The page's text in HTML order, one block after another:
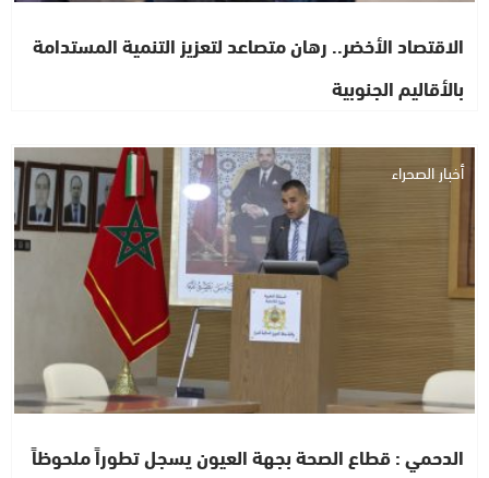
الاقتصاد الأخضر.. رهان متصاعد لتعزيز التنمية المستدامة
بالأقاليم الجنوبية
أخبار الصحراء
الدحمي : قطاع الصحة بجهة العيون يسجل تطوراً ملحوظاً